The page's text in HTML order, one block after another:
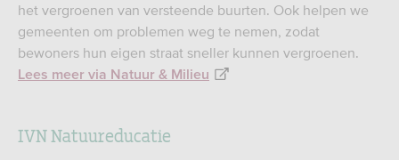
het vergroenen van versteende buurten. Ook helpen we
gemeenten om problemen weg te nemen, zodat
bewoners hun eigen straat sneller kunnen vergroenen.
Lees meer via Natuur & Milieu
IVN Natuureducatie